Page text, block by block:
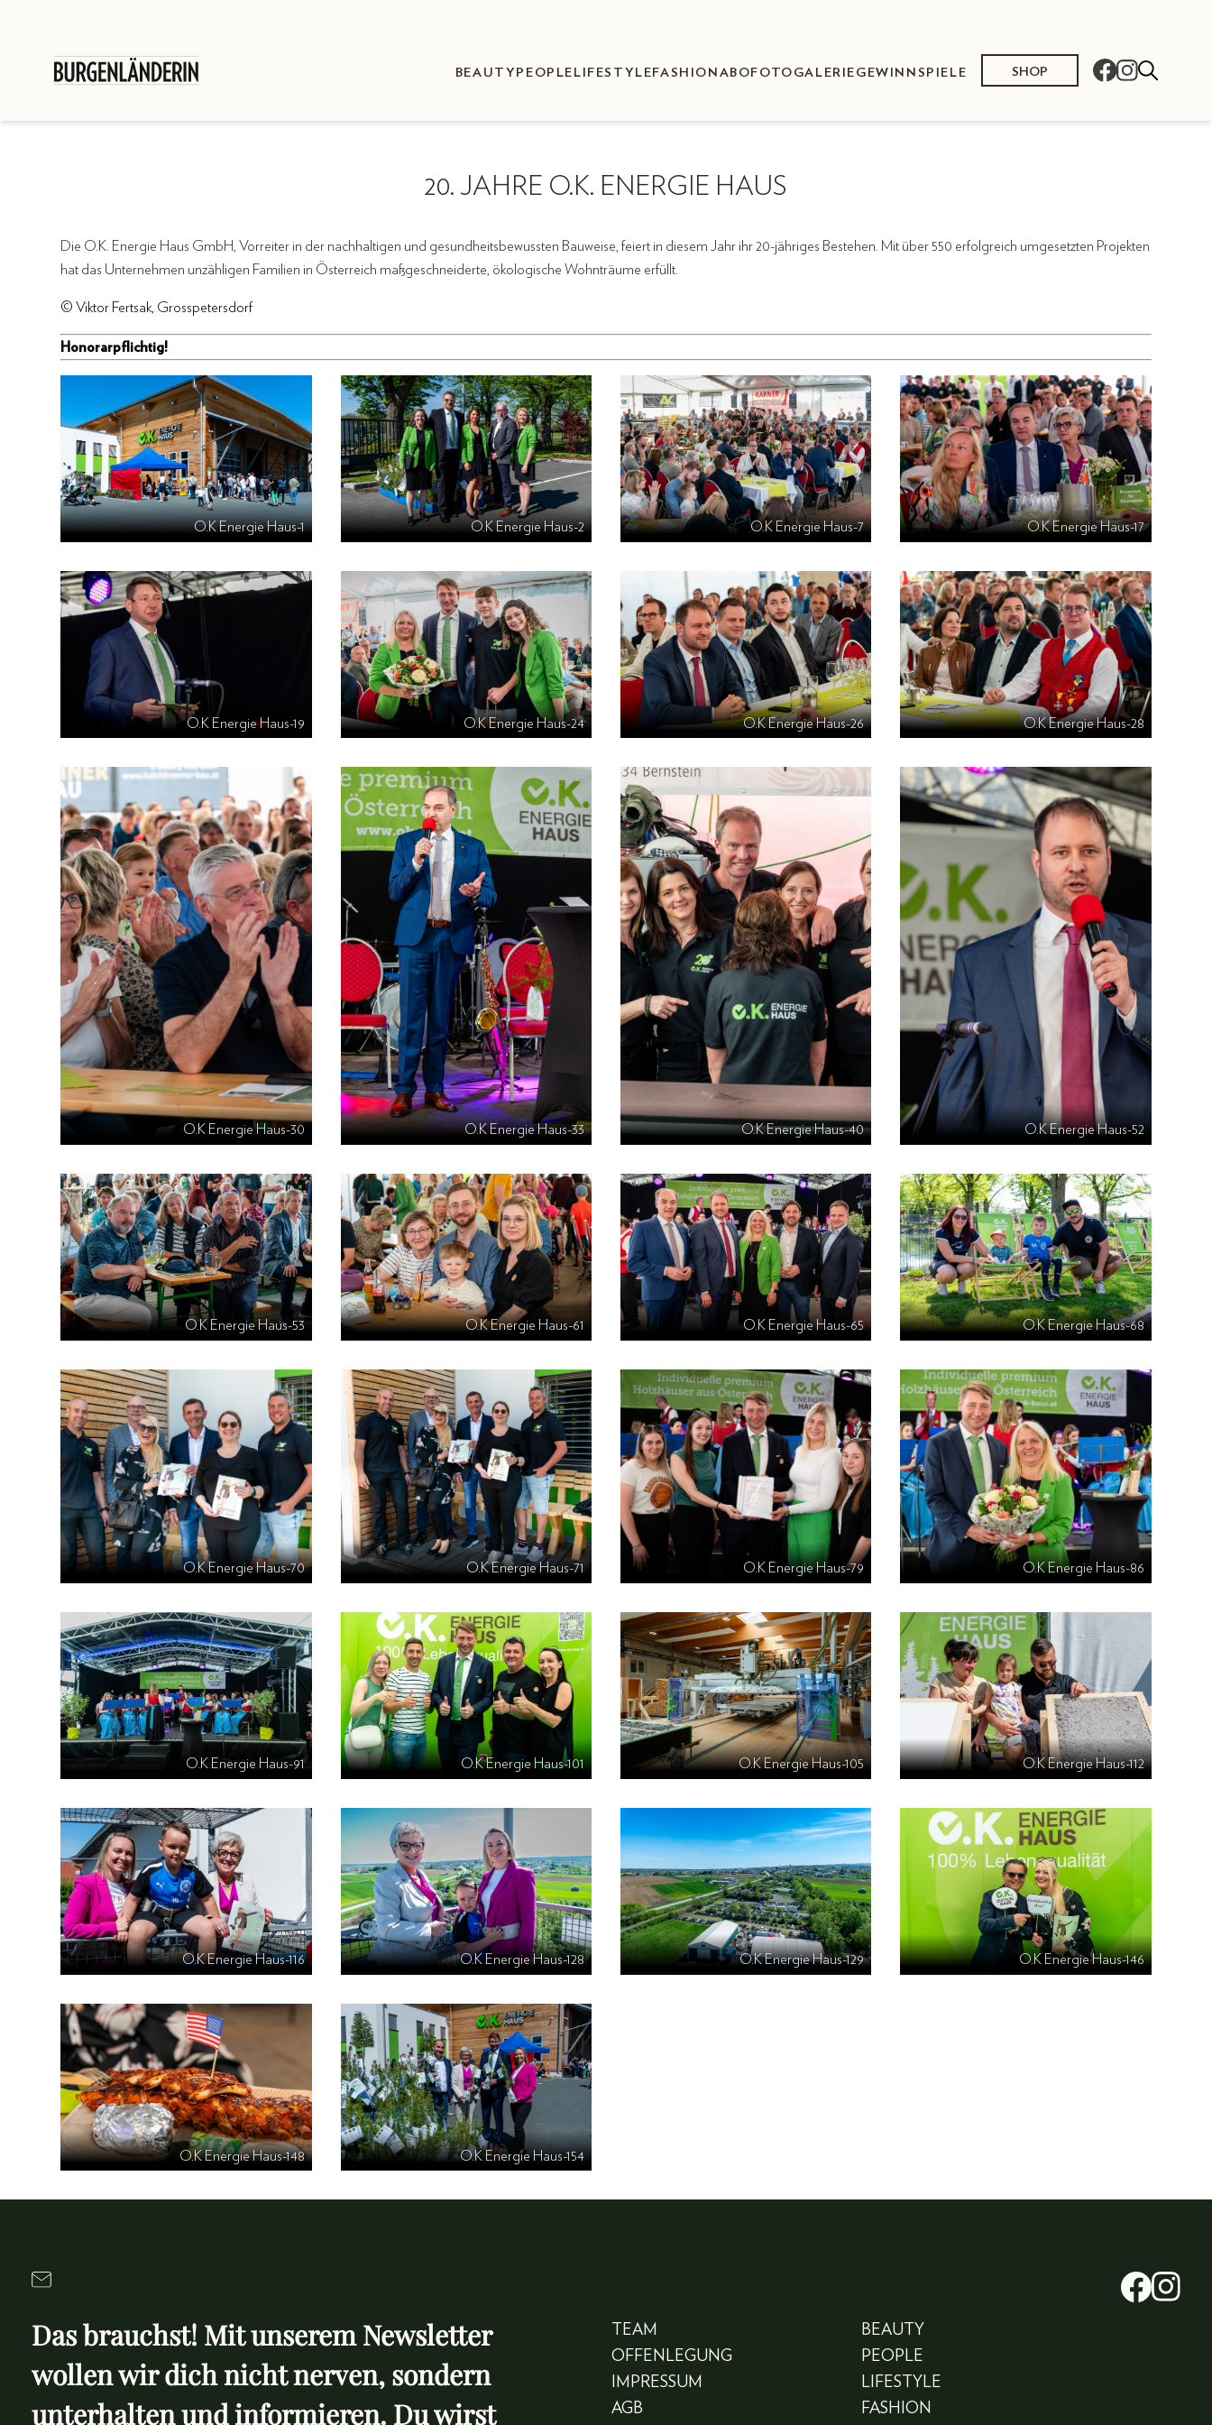
BEAUTY PEOPLE LIFESTYLEFASHION ABOFOTOGALERIE GEWINNSPIELE SHOP
20. JAHRE O.K. ENERGIE HAUS
Die O.K. Energie Haus GmbH, Vorreiter in der nachhaltigen und gesundheitsbewussten Bauweise, feiert in diesem Jahr ihr 20-jähriges Bestehen. Mit über 550 erfolgreich umgesetzten Projekten
hat das Unternehmen unzähligen Familien in Österreich maßgeschneiderte, ökologische Wohnträume erfüllt.
© Viktor Fertsak, Grosspetersdorf
Honorarpflichtig!
O.K Energie Haus-1 O.K Energie Haus-2 O.K Energie Haus-7 O.K Energie Haus-17
O.K Energie Haus-19 O.K Energie Haus-24 O.K Energie Haus-26 O.K Energie Haus-28
O.K Energie Haus-30 O.K Energie Haus-33 O.K Energie Haus-40 O.K Energie Haus-52
O.K Energie Haus-53 O.K Energie Haus-61 O.K Energie Haus-65 O.K Energie Haus-68
O.K Energie Haus-70 O.K Energie Haus-71 O.K Energie Haus-79 O.K Energie Haus-86
O.K Energie Haus-91 O.K Energie Haus-101 O.K Energie Haus-105 O.K Energie Haus-112
O.K Energie Haus-116 O.K Energie Haus-128 O.K Energie Haus-129 O.K Energie Haus-146
O.K Energie Haus-148 O.K Energie Haus-154
Das brauchst! Mit unserem Newsletter
wollen wir dich nicht nerven, sondern
unterhalten und informieren. Du wirst
TEAM
OFFENLEGUNG
IMPRESSUM
AGB
BEAUTY
PEOPLE
LIFESTYLE
FASHION